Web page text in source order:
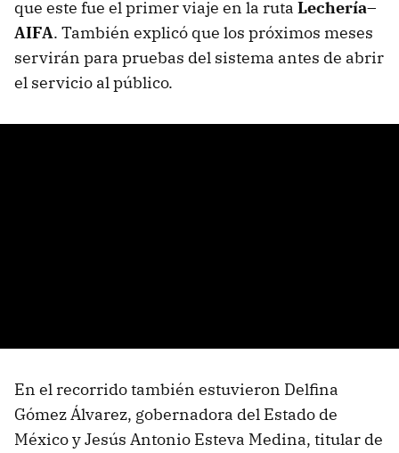
que este fue el primer viaje en la ruta Lechería–
AIFA. También explicó que los próximos meses
servirán para pruebas del sistema antes de abrir
el servicio al público.
En el recorrido también estuvieron Delfina
Gómez Álvarez, gobernadora del Estado de
México y Jesús Antonio Esteva Medina, titular de